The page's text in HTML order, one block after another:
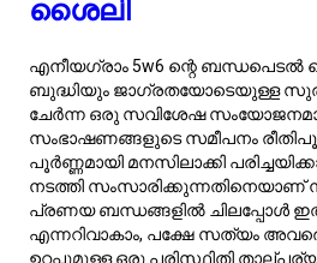
5w6 വ്യക്തിത്വം ഉള്ള സ്ത്രീകളെ
വിശേഷിപ്പിക്കാറുണ്ട്. അവർക്ക്
എന്നാൽ പിന്തുണയുള്ള
മിശ്രിതം ഉണ്ട്, ഇത് അവരെ
സമീപനത്തോടെ ലോകത്ത്
സ്ത്രീകൾ സാധാരണയായി
അറിവിനെയും മനസ്സിലാക്കലിനെയും
വിലമതിക്കുന്നു, കൂടാതെ അവർക്ക്
പ്രശ്നപരിഹാരവും ആവശ്യമായ
ആകർഷണം ഉണ്ടാകാറുണ്ട്. അവരുടെ